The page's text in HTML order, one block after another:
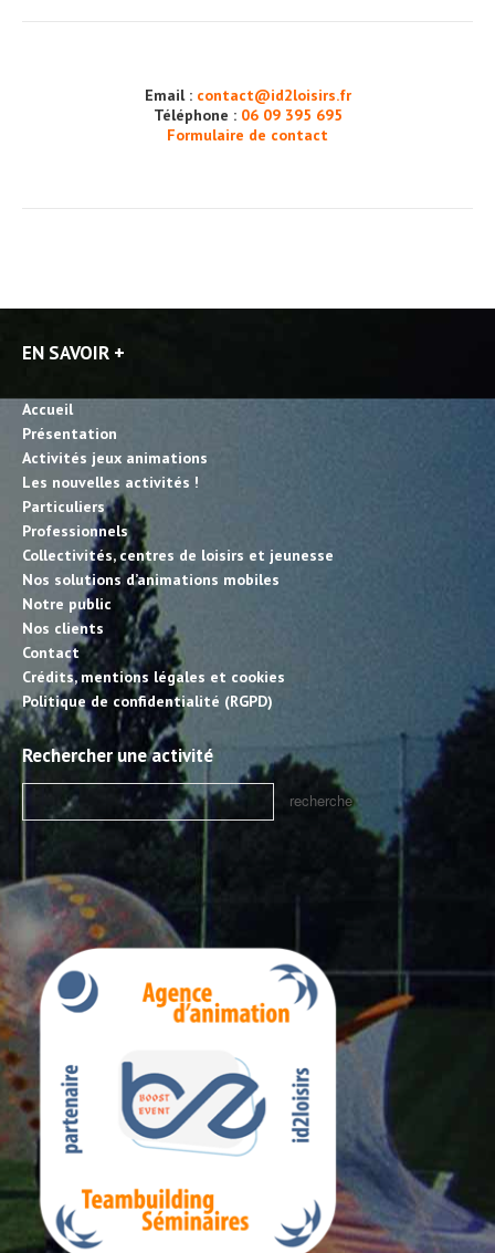
Email : contact@id2loisirs.fr
Téléphone : 06 09 395 695
Formulaire de contact
EN SAVOIR +
Accueil
Présentation
Activités jeux animations
Les nouvelles activités !
Particuliers
Professionnels
Collectivités, centres de loisirs et jeunesse
Nos solutions d’animations mobiles
Notre public
Nos clients
Contact
Crédits, mentions légales et cookies
Politique de confidentialité (RGPD)
Rechercher une activité